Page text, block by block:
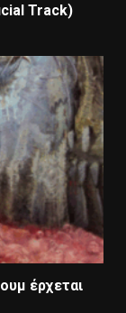
Track)
έρχεται